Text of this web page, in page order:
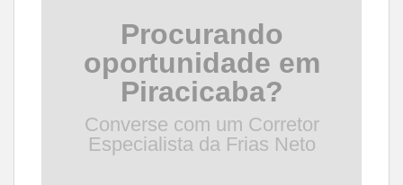
Procurando
oportunidade em
Piracicaba?
Converse com um Corretor
Especialista da Frias Neto